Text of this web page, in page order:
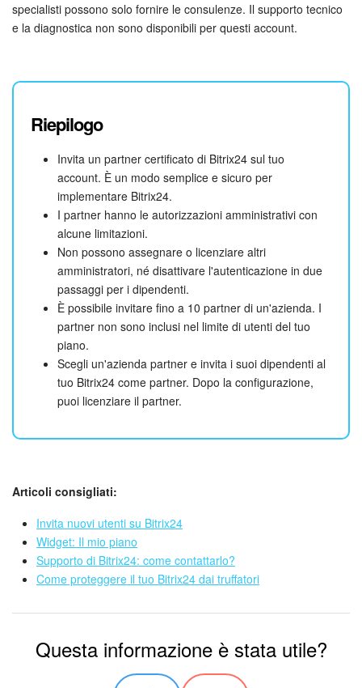
specialisti possono solo fornire le consulenze. Il supporto tecnico
e la diagnostica non sono disponibili per questi account.
Riepilogo
Invita un partner certificato di Bitrix24 sul tuo
account. È un modo semplice e sicuro per
implementare Bitrix24.
I partner hanno le autorizzazioni amministrativi con
alcune limitazioni.
Non possono assegnare o licenziare altri
amministratori, né disattivare l'autenticazione in due
passaggi per i dipendenti.
È possibile invitare fino a 10 partner di un'azienda. I
partner non sono inclusi nel limite di utenti del tuo
piano.
Scegli un'azienda partner e invita i suoi dipendenti al
tuo Bitrix24 come partner. Dopo la configurazione,
puoi licenziare il partner.
Articoli consigliati:
Invita nuovi utenti su Bitrix24
Widget: Il mio piano
Supporto di Bitrix24: come contattarlo?
Come proteggere il tuo Bitrix24 dai truffatori
Questa informazione è stata utile?